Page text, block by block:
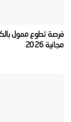
‫فرصة تطوع ممول
مجانية 2026‬